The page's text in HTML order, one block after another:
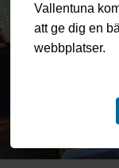
Vallentuna
att ge dig en
webbplatser.